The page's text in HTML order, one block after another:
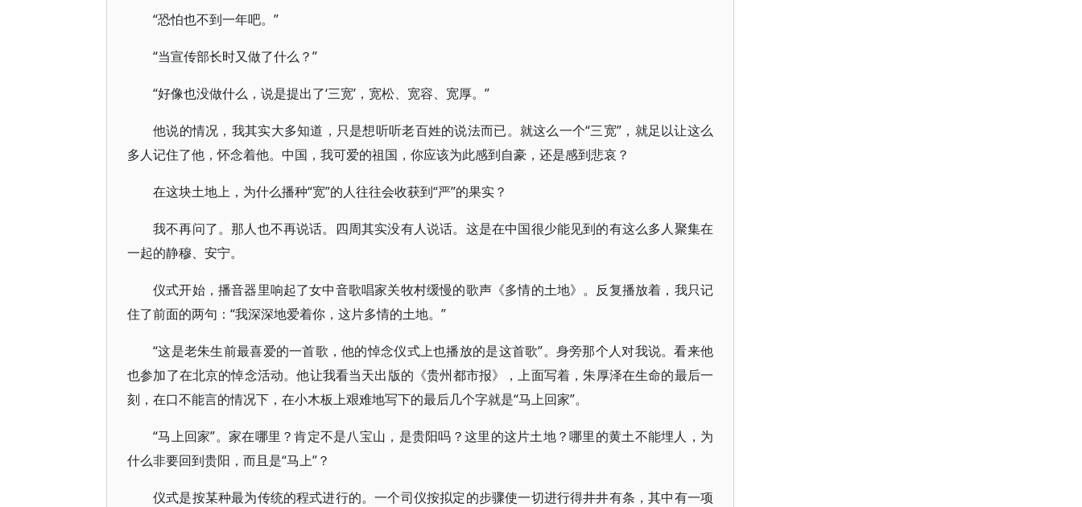
“恐怕也不到一年吧。”
“当宣传部长时又做了什么？”
“好像也没做什么，说是提出了‘三宽’，宽松、宽容、宽厚。”
他说的情况，我其实大多知道，只是想听听老百姓的说法而已。就这么一个“三宽”，就足以让这么
多人记住了他，怀念着他。中国，我可爱的祖国，你应该为此感到自豪，还是感到悲哀？
在这块土地上，为什么播种“宽”的人往往会收获到“严”的果实？
我不再问了。那人也不再说话。四周其实没有人说话。这是在中国很少能见到的有这么多人聚集在
一起的静穆、安宁。
仪式开始，播音器里响起了女中音歌唱家关牧村缓慢的歌声《多情的土地》。反复播放着，我只记
住了前面的两句：“我深深地爱着你，这片多情的土地。”
“这是老朱生前最喜爱的一首歌，他的悼念仪式上也播放的是这首歌”。身旁那个人对我说。看来他
也参加了在北京的悼念活动。他让我看当天出版的《贵州都市报》，上面写着，朱厚泽在生命的最后一
刻，在口不能言的情况下，在小木板上艰难地写下的最后几个字就是“马上回家”。
“马上回家”。家在哪里？肯定不是八宝山，是贵阳吗？这里的这片土地？哪里的黄土不能埋人，为
什么非要回到贵阳，而且是“马上”？
仪式是按某种最为传统的程式进行的。一个司仪按拟定的步骤使一切进行得井井有条，其中有一项